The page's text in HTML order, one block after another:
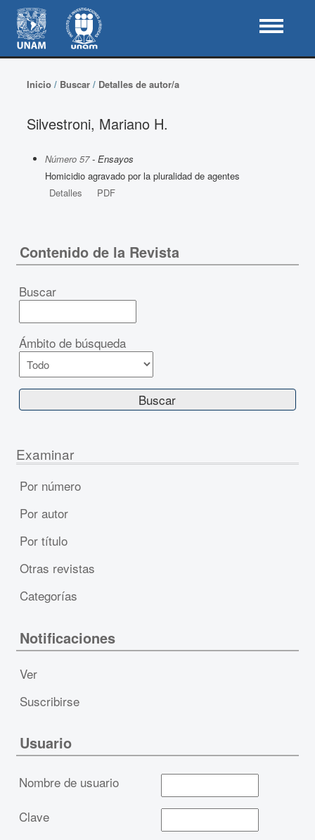
Inicio/ Buscar/ Detalles de autor/a
Silvestroni, Mariano H.
Número 57- Ensayos
Homicidio agravado por la pluralidad de agentes
Detalles
PDF
Contenido de la Revista
Buscar
Ámbito de búsqueda
Examinar
Por número
Por autor
Por título
Otras revistas
Categorías
Notificaciones
Ver
Suscribirse
Usuario
Nombre de usuario
Clave